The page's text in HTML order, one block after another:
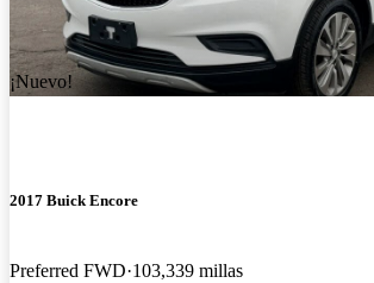
¡Nuevo!
2017 Buick Encore
Preferred FWD 103,339 millas